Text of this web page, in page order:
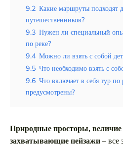
Шри-Ланка
Вид отдыха
Горы
Море
что выбрать летний или
в горах
9.2 Какие маршруты подходят
путешественников?
9.3 Нужен ли специальный
по реке?
9.4 Можно ли взять с собой
9.5 Что необходимо взять с
9.6 Что включает в себя тур
предусмотрены?
Природные просторы,
захватывающие пейзажи– все